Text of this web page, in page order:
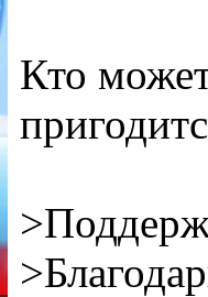
Кто